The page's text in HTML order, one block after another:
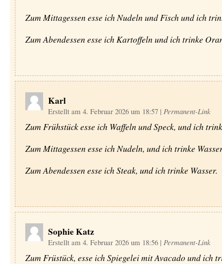
Zum Mittagessen esse ich Nudeln und Fisch und ich
Zum Abendessen esse ich Kartoffeln und ich trinke
Karl
Erstellt am 4. Februar 2026 um 18:57 | Permanent-Link
Zum Frühstück esse ich Waffeln und Speck, und ich
Zum Mittagessen esse ich Nudeln, und ich trinke
Zum Abendessen esse ich Steak, und ich trinke Wasser.
Sophie Katz
Erstellt am 4. Februar 2026 um 18:56 | Permanent-Link
Zum Früstück, esse ich Spiegelei mit Avacado und ich